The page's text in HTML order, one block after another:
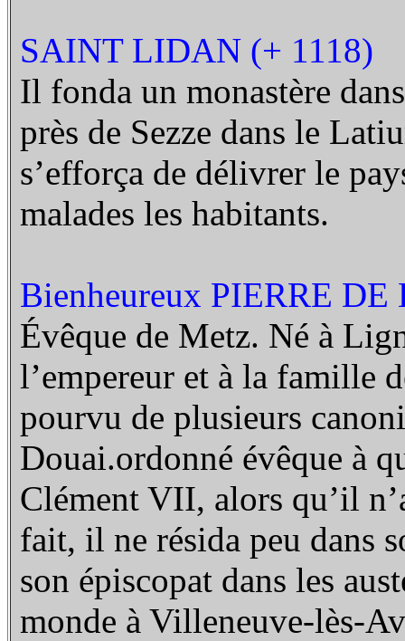
SAINT LIDAN (+ 1118)
Il fonda un monastère
près de Sezze dans le
s’efforça de délivrer le
malades les habitants.
Bienheureux PIERRE
Évêque de Metz. Né à
l’empereur et à la famille
pourvu de plusieurs
Douai.ordonné évêque à
Clément VII, alors qu’il
fait, il ne résida peu dans
son épiscopat dans les
monde à Villeneuve-lès-